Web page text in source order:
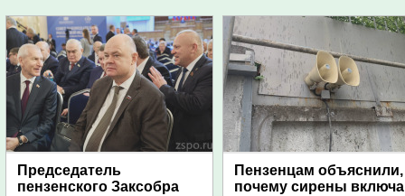
Председатель
пензенского Заксобра
Пензенцам объяснили,
почему сирены